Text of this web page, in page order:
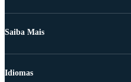
Saiba Mais
Idiomas